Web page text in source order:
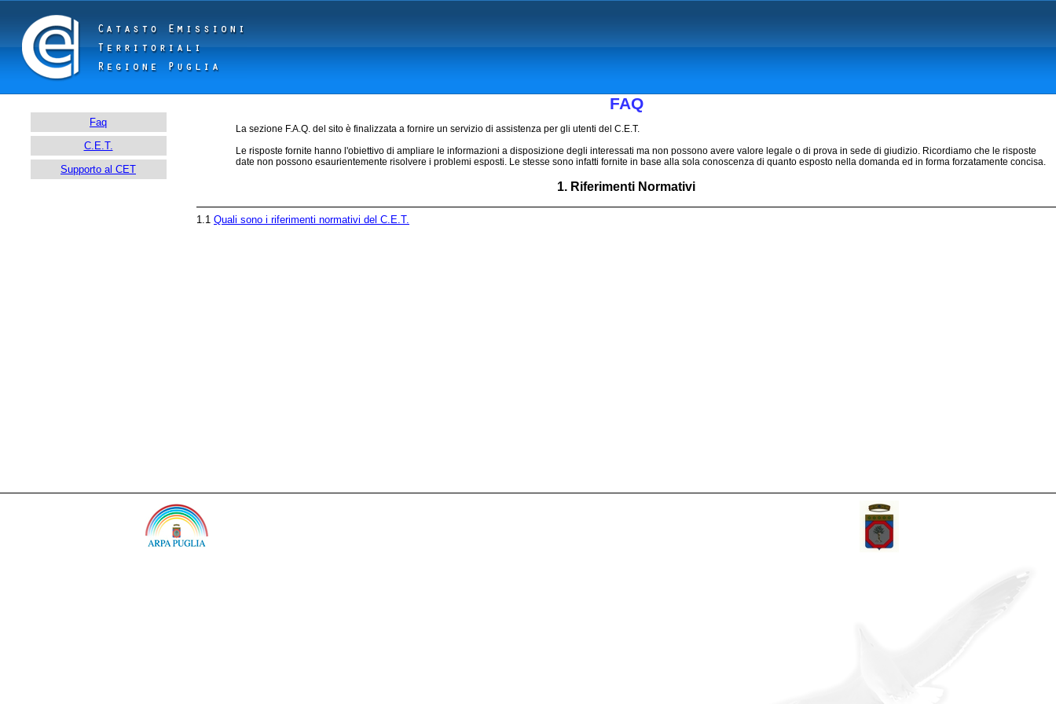
Faq
C.E.T.
Supporto al CET
FAQ
La sezione F.A.Q. del sito è finalizzata a fornire un servizio di assistenza per gli utenti del C.E.T.
Le risposte fornite hanno l'obiettivo di ampliare le informazioni a disposizione degli interessati ma non possono avere valore legale o di prova in sede di giudizio. Ricordiamo che le risposte
date non possono esaurientemente risolvere i problemi esposti. Le stesse sono infatti fornite in base alla sola conoscenza di quanto esposto nella domanda ed in forma forzatamente concisa.
1. Riferimenti Normativi
1.1 Quali sono i riferimenti normativi del C.E.T.